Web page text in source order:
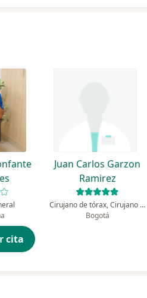
cita
Juan Carlos Garzon
Ramirez
Cirujano de tórax, Cirujano general
Bogotá